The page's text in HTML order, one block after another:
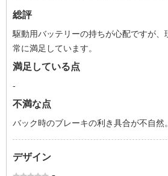
総評
駆動用バッテリーの持ちが心配ですが
常に満足しています。
満足している点
-
不満な点
バック時のブレーキの利き具合が不自然。
デザイン